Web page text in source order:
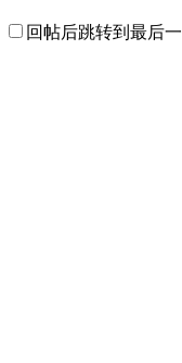
回帖后跳转到最后